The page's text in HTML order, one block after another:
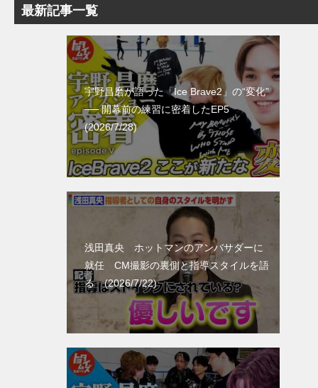
最新記事一覧
宇野昌磨が語った「Ice Brave2」の“変化”
── 開幕前の練習に密着したEP5
(2026/7/28)
浅田真央 ホットマンのアンバサダーに
就任 CM撮影の裏側と指導スタイルを語
る (2026/7/22)